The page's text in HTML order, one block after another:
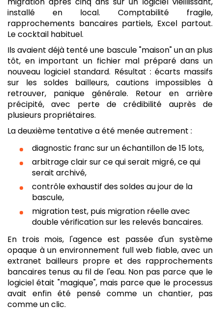
installé en local. Comptabilité fragile,
rapprochements bancaires partiels, Excel partout.
Le cocktail habituel.
Ils avaient déjà tenté une bascule "maison" un an plus
tôt, en important un fichier mal préparé dans un
nouveau logiciel standard. Résultat : écarts massifs
sur les soldes bailleurs, cautions impossibles à
retrouver, panique générale. Retour en arrière
précipité, avec perte de crédibilité auprès de
plusieurs propriétaires.
La deuxième tentative a été menée autrement :
diagnostic franc sur un échantillon de 15 lots,
arbitrage clair sur ce qui serait migré, ce qui
serait archivé,
contrôle exhaustif des soldes au jour de la
bascule,
migration test, puis migration réelle avec
double vérification sur les relevés bancaires.
En trois mois, l'agence est passée d'un système
opaque à un environnement full web fiable, avec un
extranet bailleurs propre et des rapprochements
bancaires tenus au fil de l'eau. Non pas parce que le
logiciel était "magique", mais parce que le processus
avait enfin été pensé comme un chantier, pas
comme un clic.